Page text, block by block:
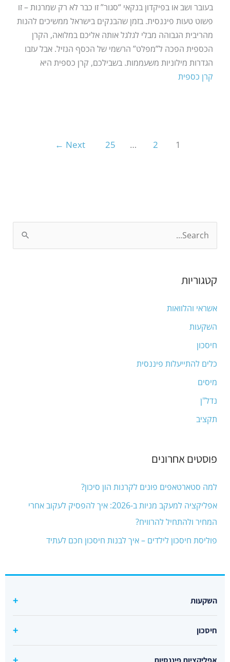
בעובר ושב או בפיקדון בנקאי “סגור” זו כבר לא רק שמרנות – זו
פשוט טעות פיננסית. בזמן שהבנקים בישראל ממשיכים להנות
מהריבית הגבוהה מבלי לגלגל אותה אליכם במלואה, הקרן
הכספית הפכה ל”מפלט” הרשמי של הכסף הנזיל. אבל עזבו
הגדרות מילוניות משעממות. בשבילכם, קרן כספית היא
קרן כספית
1
2
…
25
Next
←
r
o
r
:
קטגוריות
אשראי והלוואות
השקעות
חיסכון
כלים להתייעלות פיננסית
מיסים
נדל"ן
תקציב
פוסטים אחרונים
למה סטארטאפים פונים לקרנות הון סיכון?
אפליקציה למעקב מניות ב-2026: איך להפסיק לעקוב אחרי
המחיר ולהתחיל להרוויח?
פוליסת חיסכון לילדים – איך לבנות חיסכון חכם לעתיד
השקעות
קרן מחקה נאסדק
חיסכון